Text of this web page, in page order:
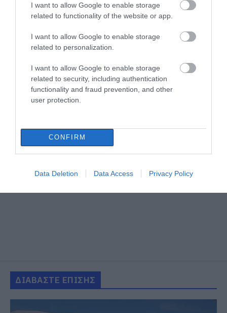
I want to allow Google to enable storage
related to functionality of the website or app.
I want to allow Google to enable storage
related to personalization.
I want to allow Google to enable storage
related to security, including authentication
functionality and fraud prevention, and other
user protection.
CONFIRM
Data Deletion Data Access Privacy Policy
ΔΙΑΒΑΣΤΕ ΕΠΙΣΗΣ